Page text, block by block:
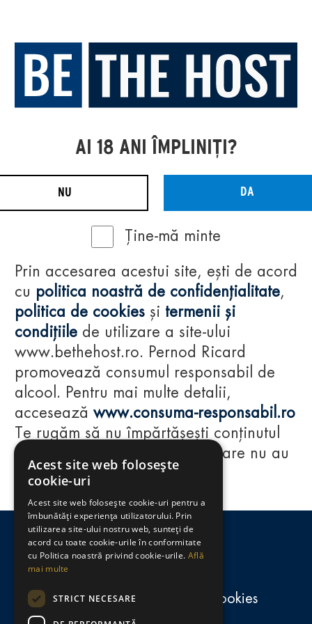
Regulamente
consumă-responsabil.ro
Politica de confidențialitate și cookies
AI 18 ANI ÎMPLINIȚI?
NU DA
Ține-mă minte
Prin accesarea acestui site, ești de acord
cu politica noastră de confidențialitate,
politica de cookies și termenii și
condițiile de utilizare a site-ului
www.bethehost.ro. Pernod Ricard
promovează consumul responsabil de
alcool. Pentru mai multe detalii,
accesează www.consuma-responsabil.ro
Te rugăm să nu împărtășești conținutul
acestui website cu persoane care nu au
împlinit vârsta de 18 ani.
Acest site web folosește
cookie-uri
Acest site web folosește cookie-uri pentru a
îmbunătăți experiența utilizatorului. Prin
utilizarea site-ului nostru web, sunteți de
acord cu toate cookie-urile în conformitate
cu Politica noastră privind cookie-urile. Află
mai multe
STRICT NECESARE